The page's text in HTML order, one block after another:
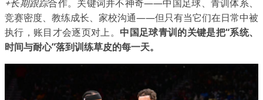
+长期跟踪合作。关键词并不神奇——中国足球、青训体系、
竞赛密度、教练成长、家校沟通——但只有当它们在日常中被
执行，账目才会逐页对上。 中国足球青训的关键是把“系统、
时间与耐心”落到训练草皮的每一天。